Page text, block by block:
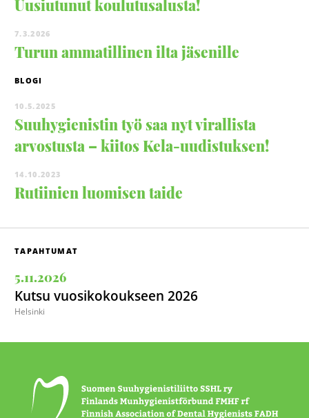
Uusiutunut koulutusalusta!
7.3.2026
Turun ammatillinen ilta jäsenille
BLOGI
10.5.2025
Suuhygienistin työ saa nyt virallista
arvostusta – kiitos Kela-uudistuksen!
14.10.2023
Rutiinien luomisen taide
TAPAHTUMAT
5.11.2026
Kutsu vuosikokoukseen 2026
Helsinki